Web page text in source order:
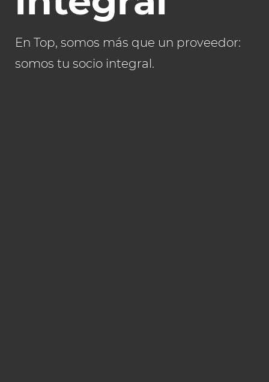
En Top, somos más que un proveedor:
somos tu socio integral.